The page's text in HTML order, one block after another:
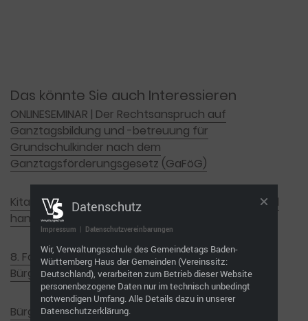
Das könnte Sie auch Interessieren
ONLINESEMINAR | Der Rechtsanspruch auf
Ganztagsbildung und -betreuung für
Grundschulkinder nach dem
Ganztagsförderungsgesetz (GaFöG)
Kita-Recht – Rechtssicher und verantwortungsvoll
handeln
8. Forum für junge Bürgermeisterinnen und
Bürgermeister
Bürgermeisterwoche Isny 1
Datenschutz
Impressum | Datenschutzvereinbarungen
Wir, Verwaltungsschule des Gemeindetags Baden-
Württemberg Haus der Gemeinden (Vereinssitz:
Deutschland), verarbeiten zum Betrieb dieser Website
personenbezogene Daten nur im technisch unbedingt
notwendigen Umfang. Alle Details dazu in unserer
Datenschutzerklärung.